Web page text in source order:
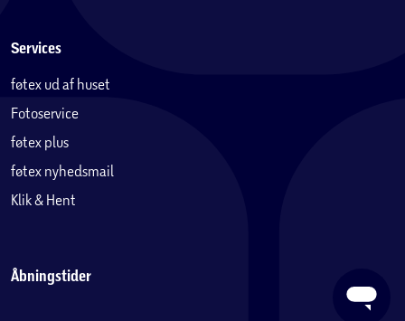
Services
føtex ud af huset
Fotoservice
føtex plus
føtex nyhedsmail
Klik & Hent
Åbningstider